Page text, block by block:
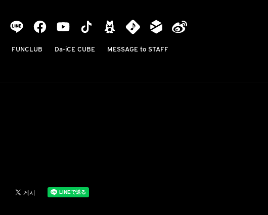
FUNCLUB Da-iCE CUBE MESSAGE to STAFF